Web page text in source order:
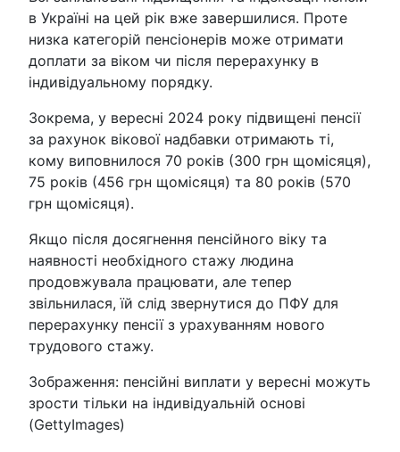
в Україні на цей рік вже завершилися. Проте
низка категорій пенсіонерів може отримати
доплати за віком чи після перерахунку в
індивідуальному порядку.
Зокрема, у вересні 2024 року підвищені пенсії
за рахунок вікової надбавки отримають ті,
кому виповнилося 70 років (300 грн щомісяця),
75 років (456 грн щомісяця) та 80 років (570
грн щомісяця).
Якщо після досягнення пенсійного віку та
наявності необхідного стажу людина
продовжувала працювати, але тепер
звільнилася, їй слід звернутися до ПФУ для
перерахунку пенсії з урахуванням нового
трудового стажу.
Зображення: пенсійні виплати у вересні можуть
зрости тільки на індивідуальній основі
(GettyImages)